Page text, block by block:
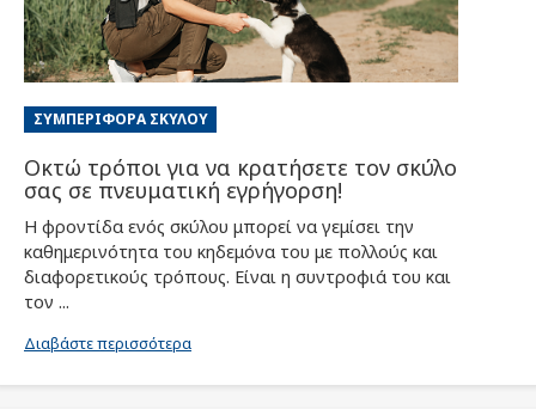
ΣΥΜΠΕΡΙΦΟΡΆ ΣΚΎΛΟΥ
Οκτώ τρόποι για να κρατήσετε τον σκύλο
σας σε πνευματική εγρήγορση!
Η φροντίδα ενός σκύλου μπορεί να γεμίσει την
καθημερινότητα του κηδεμόνα του με πολλούς και
διαφορετικούς τρόπους. Είναι η συντροφιά του και
τον ...
Διαβάστε περισσότερα